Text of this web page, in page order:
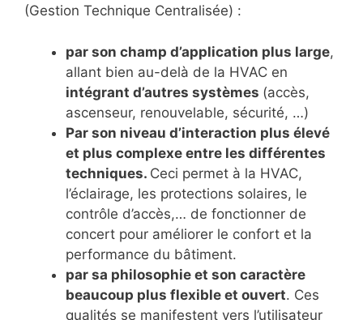
(Gestion Technique Centralisée) :
par son champ d’application plus large,
allant bien au-delà de la HVAC en
intégrant d’autres systèmes (accès,
ascenseur, renouvelable, sécurité, …)
Par son niveau d’interaction plus élevé
et plus complexe entre les différentes
techniques. Ceci permet à la HVAC,
l’éclairage, les protections solaires, le
contrôle d’accès,… de fonctionner de
concert pour améliorer le confort et la
performance du bâtiment.
par sa philosophie et son caractère
beaucoup plus flexible et ouvert. Ces
qualités se manifestent vers l’utilisateur